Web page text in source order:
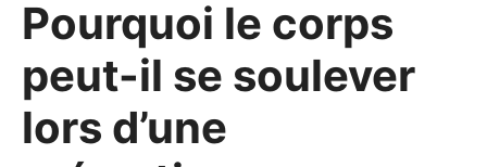
Pourquoi le corps
peut-il se soulever
lors d’une